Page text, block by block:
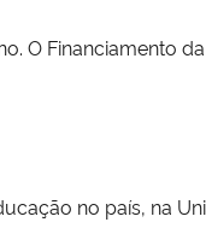
O Financiamento
no país, na